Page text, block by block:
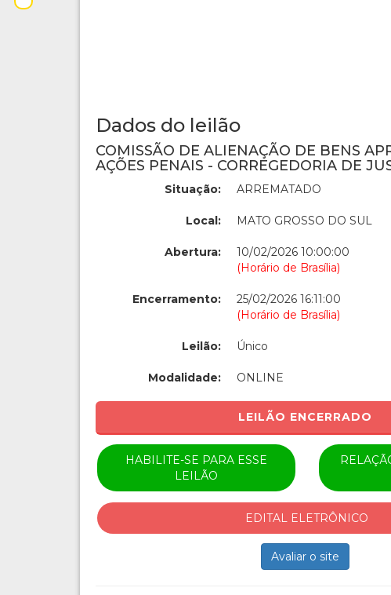
Dados do leilão
COMISSÃO DE ALIENAÇÃO DE BENS
AÇÕES PENAIS - CORREGEDORIA DE
Situação: ARREMATADO
Local: MATO GROSSO DO SUL
Abertura:
10/02/2026 10:00:00
(Horário de Brasília)
Encerramento:
25/02/2026 16:11:00
(Horário de Brasília)
Leilão: Único
Modalidade: ONLINE
LEILÃO ENCERRADO
HABILITE-SE PARA ESSE
LEILÃO
EDITAL ELETRÔNICO
Avaliar o site